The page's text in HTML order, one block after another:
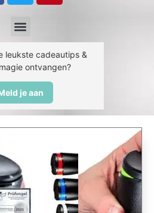
leukste cadeautips &
ontvangen?
je aan